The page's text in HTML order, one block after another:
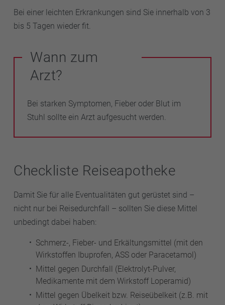
Bei einer leichten Erkrankungen sind Sie innerhalb von 3
bis 5 Tagen wieder fit.
Wann zum
Arzt?
Bei starken Symptomen, Fieber oder Blut im
Stuhl sollte ein Arzt aufgesucht werden.
Checkliste Reiseapotheke
Damit Sie für alle Eventualitäten gut gerüstet sind –
nicht nur bei Reisedurchfall – sollten Sie diese Mittel
unbedingt dabei haben:
Schmerz-, Fieber- und Erkältungsmittel (mit den
Wirkstoffen Ibuprofen, ASS oder Paracetamol)
Mittel gegen Durchfall (Elektrolyt-Pulver,
Medikamente mit dem Wirkstoff Loperamid)
Mittel gegen Übelkeit bzw. Reiseübelkeit (z.B. mit